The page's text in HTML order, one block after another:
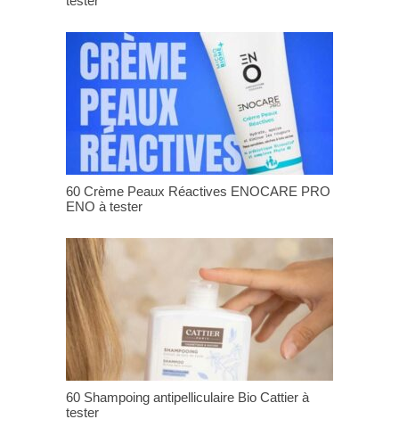
60 Crème Peaux Réactives ENOCARE PRO
ENO à tester
60 Shampoing antipelliculaire Bio Cattier à
tester